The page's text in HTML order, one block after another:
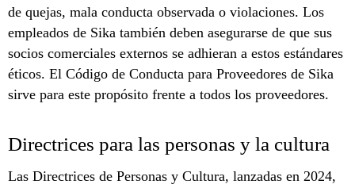
de quejas, mala conducta observada o violaciones. Los
empleados de Sika también deben asegurarse de que sus
socios comerciales externos se adhieran a estos estándares
éticos. El Código de Conducta para Proveedores de Sika
sirve para este propósito frente a todos los proveedores.
Directrices para las personas y la cultura
Las Directrices de Personas y Cultura, lanzadas en 2024,